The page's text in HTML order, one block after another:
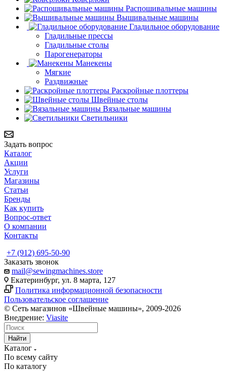
Распошивальные машины
Вышивальные машины
Гладильное оборудование
Гладильные прессы
Гладильные столы
Парогенераторы
Манекены
Мягкие
Раздвижные
Раскройные плоттеры
Швейные столы
Вязальные машины
Светильники
Задать вопрос
Каталог
Акции
Услуги
Магазины
Статьи
Бренды
Как купить
Вопрос-ответ
О компании
Контакты
+7 (912) 695-50-90
Заказать звонок
mail@sewingmachines.store
Екатеринбург, ул. 8 марта, 127
Политика информационной безопасности
Пользовательское соглашение
© Сеть магазинов «Швейные машины», 2009-2026
Внедрение: Viasite
Найти
Каталог
По всему сайту
По каталогу